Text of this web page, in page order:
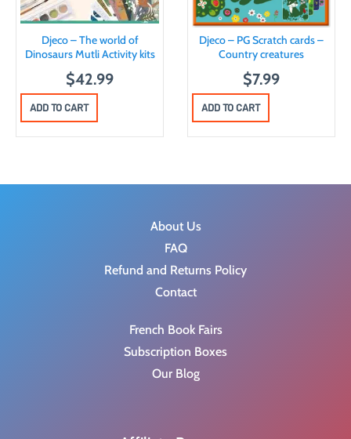
Djeco – The world of
Dinosaurs Mutli Activity kits
$42.99
ADD TO CART
Djeco – PG Scratch cards –
Country creatures
$7.99
ADD TO CART
About Us
FAQ
Refund and Returns Policy
Contact
French Book Fairs
Subscription Boxes
Our Blog